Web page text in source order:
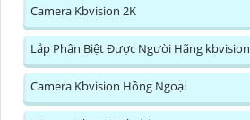
Camera Kbvision 2K
Lắp Phân Biệt Được Người Hãng kbvision
Camera Kbvision Hồng Ngoại